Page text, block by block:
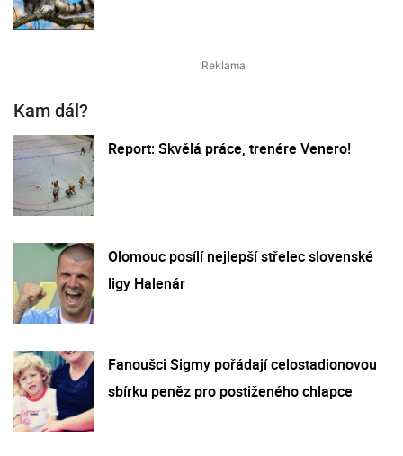
Kam dál?
Report: Skvělá práce, trenére Venero!
Olomouc posílí nejlepší střelec slovenské
ligy Halenár
Fanoušci Sigmy pořádají celostadionovou
sbírku peněz pro postiženého chlapce